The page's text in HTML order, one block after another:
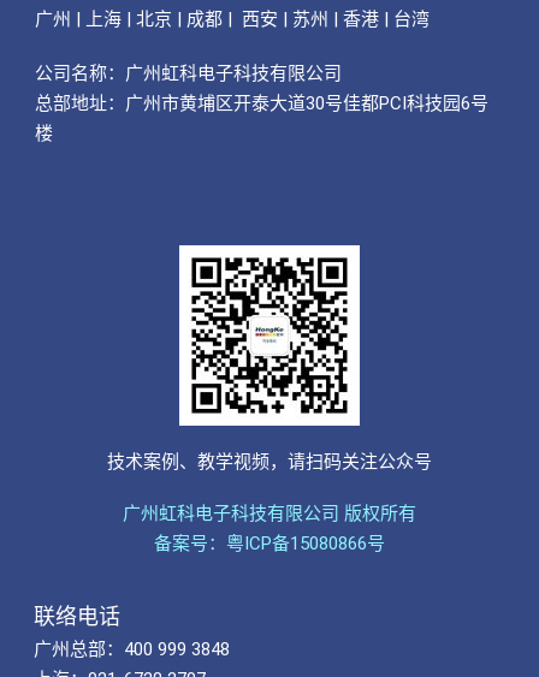
广州 | 上海 | 北京 | 成都 | 西安 | 苏州 | 香港 | 台湾
公司名称： 广州虹科电子科技有限公司
总部地址：广州市黄埔区开泰大道30号佳都PCI科技园6号
楼
技术案例、教学视频，请扫码关注公众号
广州虹科电子科技有限公司 版权所有
备案号：粤ICP备15080866号
联络电话
广州总部：400 999 3848